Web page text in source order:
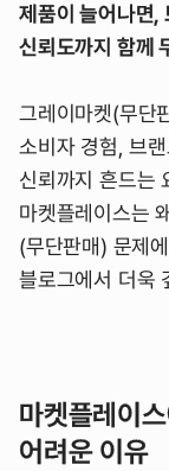
제품이 늘어나면,
신뢰도까지 함께
그레이마켓(무단
소비자 경험, 브
신뢰까지 흔드는
마켓플레이스는
(무단판매) 문제
블로그에서 더욱
마켓플레이
어려운 이유